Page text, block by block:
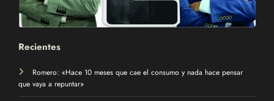
Recientes
Romero: «Hace 10 meses que cae el consumo y nada hace pensar
que vaya a repuntar»